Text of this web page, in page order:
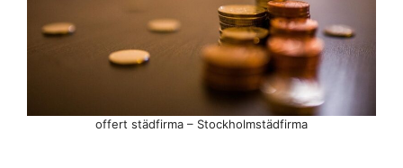
offert städfirma – Stockholmstädfirma